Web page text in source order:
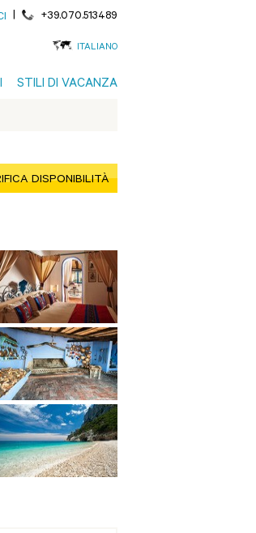
| +39.070.513489
ITALIANO
STILI DI VACANZA
DISPONIBILITÀ